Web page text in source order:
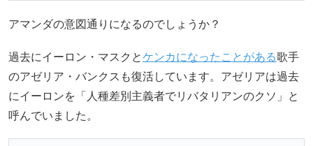
アマンダの意図通りになるのでしょうか？
過去にイーロン・マスクとケンカになったことがある歌手
のアゼリア・バンクスも復活しています。アゼリアは過去
にイーロンを「人種差別主義者でリバタリアンのクソ」と
呼んでいました。